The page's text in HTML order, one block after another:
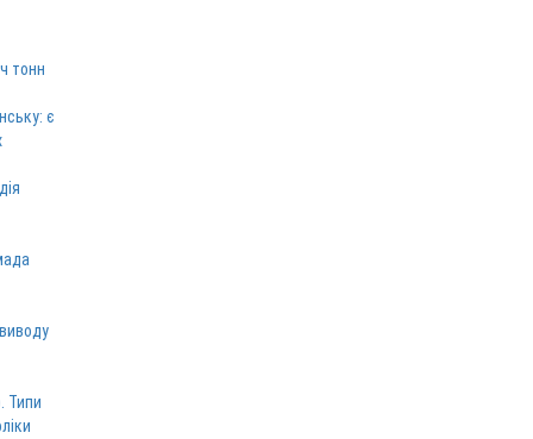
тонн
є
Типи